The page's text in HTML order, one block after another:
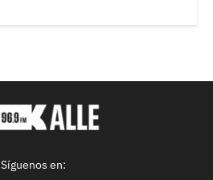
Síguenos en: